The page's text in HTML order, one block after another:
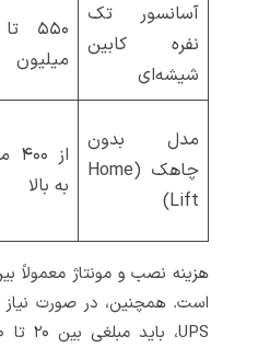
آسانسور تک
نفره کابین
شیشه‌ای
میلیون
مدل بدون
چاهک (Home
Lift)
به بالا
است. همچنین، در صورت